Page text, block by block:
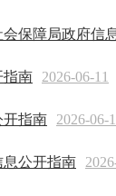
保障局政府信
指南 2026-06-11
开指南 2026-06-
公开指南